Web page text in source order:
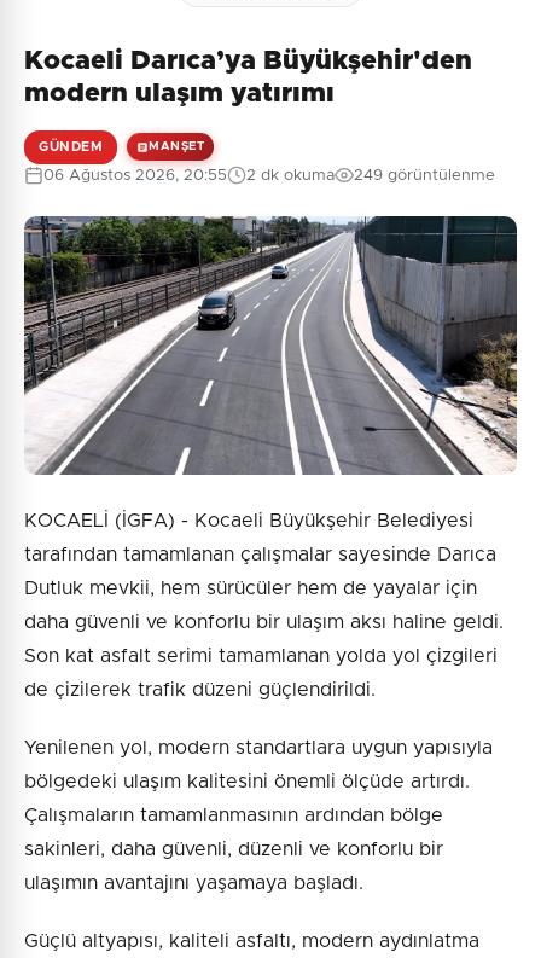
Kocaeli Darıca’ya Büyükşehir'den
modern ulaşım yatırımı
GÜNDEM MANŞET
06 Ağustos 2026, 20:55 2 dk okuma 249 görüntülenme
KOCAELİ (İGFA) - Kocaeli Büyükşehir Belediyesi
tarafından tamamlanan çalışmalar sayesinde Darıca
Dutluk mevkii, hem sürücüler hem de yayalar için
daha güvenli ve konforlu bir ulaşım aksı haline geldi.
Son kat asfalt serimi tamamlanan yolda yol çizgileri
de çizilerek trafik düzeni güçlendirildi.
Yenilenen yol, modern standartlara uygun yapısıyla
bölgedeki ulaşım kalitesini önemli ölçüde artırdı.
Çalışmaların tamamlanmasının ardından bölge
sakinleri, daha güvenli, düzenli ve konforlu bir
ulaşımın avantajını yaşamaya başladı.
Güçlü altyapısı, kaliteli asfaltı, modern aydınlatma